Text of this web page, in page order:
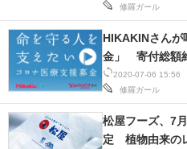
修羅ガール
2020-07-06 15:56
修羅ガール
HIKAKINさん
金」 寄付総額
松屋フーズ、7
定 植物由来の